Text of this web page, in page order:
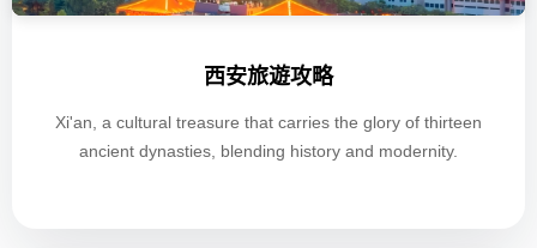
西安旅遊攻略
Xi'an, a cultural treasure that carries the glory of thirteen
ancient dynasties, blending history and modernity.